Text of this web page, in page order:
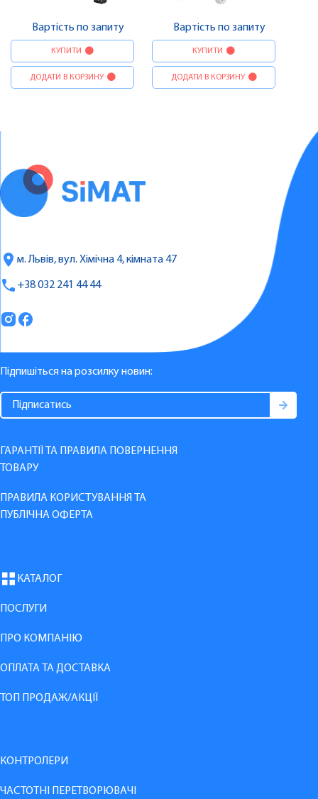
Вартість по запиту
КУПИТИ
ДОДАТИ В КОРЗИНУ
Вартість по запиту
КУПИТИ
ДОДАТИ В КОРЗИНУ
м. Львів, вул. Хімічна 4, кімната 47
+38 032 241 44 44
Підпишіться на розсилку новин:
ГАРАНТІЇ ТА ПРАВИЛА ПОВЕРНЕННЯ
ТОВАРУ
ПРАВИЛА КОРИСТУВАННЯ ТА
ПУБЛІЧНА ОФЕРТА
КАТАЛОГ
ПОСЛУГИ
ПРО КОМПАНІЮ
ОПЛАТА ТА ДОСТАВКА
ТОП ПРОДАЖ/АКЦІЇ
КОНТРОЛЕРИ
ЧАСТОТНІ ПЕРЕТВОРЮВАЧІ